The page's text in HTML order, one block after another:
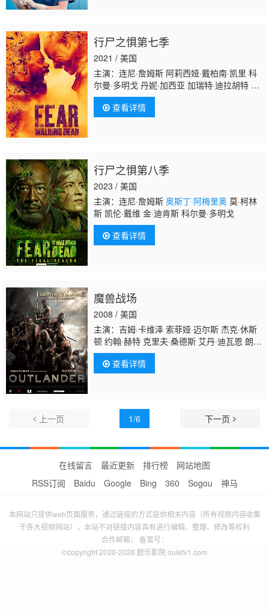
弗恩 Thomas Aldridge 杰克·威尔金森
行尸之惧第七季
2021 / 美国
主演：连尼·詹姆斯 阿莉西娅·戴柏南·凯里 科
尔曼·多明戈 丹妮·加西亚 加瑞特·迪拉胡特 玛
姬·格蕾斯 珍娜·艾夫曼 艾莉克莎·尼森森
丁·阿梅里奥
查看详情
行尸之惧第八季
2023 / 美国
主演：连尼·詹姆斯 奥斯丁·阿梅里奥莫·柯林
斯 凯伦·戴维 金·迪肯斯 科尔曼·多明戈
查看详情
魔兽战场
2008 / 美国
主演：吉姆·卡维泽 索菲娅·迈尔斯 杰克·休斯
顿 约翰·赫特 克里夫·桑德斯 艾丹·迪瓦恩 朗·
普尔曼 詹姆斯·普雷斯顿·罗杰斯 莫拉利亚·奥
斯丁 泰德·路德齐克 Liam McNamara 西蒙·诺
斯伍德 托德·施罗德 Drakaina Michael Ray
查看详情
上一页 1/6 下一页
在线留言 最近更新 排行榜
网站地图
RSS订阅
Baidu Google Bing 360 Sogou 神马
本网站只提供web页面服务，通过链接的方式提供相关内容（所有视频内容收集
于各大视频网站），本站不对链接内容具有进行编辑、整理、修改等权利
合作邮箱： 备案号：
©copyright 2020-2026 欧乐影院 ouletv1.com